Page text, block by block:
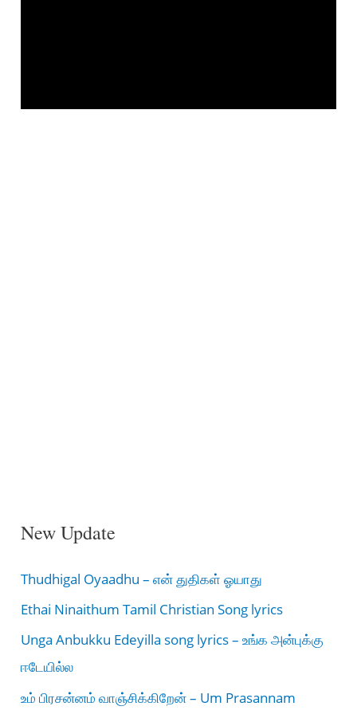
New Update
Thudhigal Oyaadhu – என் துதிகள் ஓயாது
Ethai Ninaithum Tamil Christian Song lyrics
Unga Anbukku Edeyilla song lyrics – உங்க அன்புக்கு
ஈடேயில்ல
உம் பிரசன்னம் வாஞ்சிக்கிறேன் – Um Prasannam